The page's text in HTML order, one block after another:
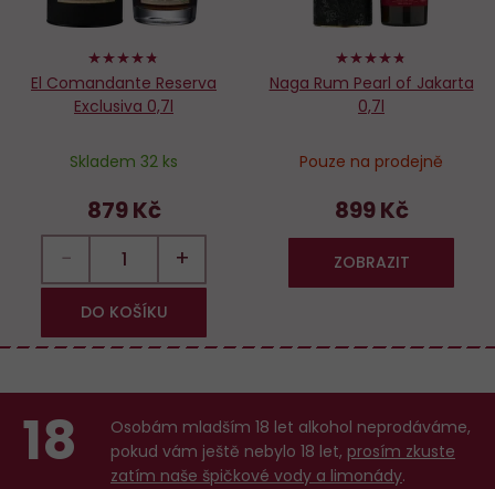
94%
El Comandante Reserva
Exclusiva 0,7l
Skladem 32 ks
879 Kč
− +
DO KOŠÍKU
94%
Naga Rum Pearl of Jakarta
0,7l
Pouze na prodejně
899 Kč
ZOBRAZIT
18
Osobám mladším 18 let alkohol neprodáváme,
pokud vám ještě nebylo 18 let, prosím zkuste
zatím naše špičkové vody a limonády.